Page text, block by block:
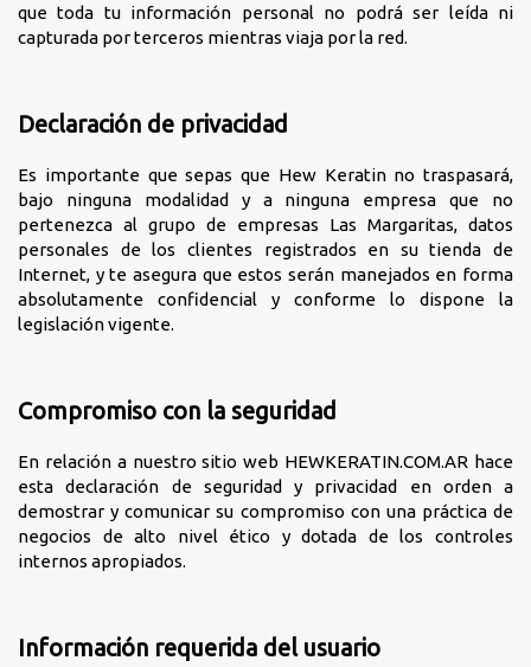
que toda tu información personal no podrá ser leída ni
capturada por terceros mientras viaja por la red.
Declaración de privacidad
Es importante que sepas que Hew Keratin no traspasará,
bajo ninguna modalidad y a ninguna empresa que no
pertenezca al grupo de empresas Las Margaritas, datos
personales de los clientes registrados en su tienda de
Internet, y te asegura que estos serán manejados en forma
absolutamente confidencial y conforme lo dispone la
legislación vigente.
Compromiso con la seguridad
En relación a nuestro sitio web HEWKERATIN.COM.AR hace
esta declaración de seguridad y privacidad en orden a
demostrar y comunicar su compromiso con una práctica de
negocios de alto nivel ético y dotada de los controles
internos apropiados.
Información requerida del usuario